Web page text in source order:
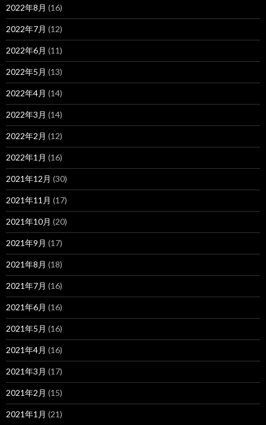
2022年8月 (16)
2022年7月 (12)
2022年6月 (11)
2022年5月 (13)
2022年4月 (14)
2022年3月 (14)
2022年2月 (12)
2022年1月 (16)
2021年12月 (30)
2021年11月 (17)
2021年10月 (20)
2021年9月 (17)
2021年8月 (18)
2021年7月 (16)
2021年6月 (16)
2021年5月 (16)
2021年4月 (16)
2021年3月 (17)
2021年2月 (15)
2021年1月 (21)